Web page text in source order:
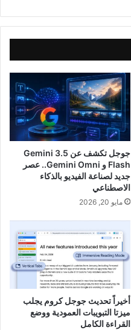
جوجل تكشف عن Gemini 3.5
Flash و Gemini Omni.. عصر
جديد لصناعة الفيديو بالذكاء
الاصطناعي
مايو 20, 2026
أخيراً تحديث جوجل كروم يجلب
ميزتا التبويبات العمودية ووضع
القراءة الكامل